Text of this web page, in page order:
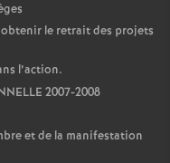
le retrait des projets
l’action.
2007-2008
et de la manifestation